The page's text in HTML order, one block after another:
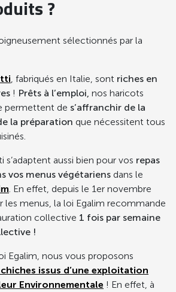
?
sélectionnés par la
, fabriqués en Italie, sont riches en
! Prêts à l’emploi, nos haricots
permettent de s’affranchir de la
la préparation que nécessitent tous
aussi bien pour vos repas
vos menus végétariens dans le
. En effet, depuis le 1er novembre
les menus, la loi Egalim recommande
collective 1 fois par semaine
!
Egalim, nous vous proposons
issus d’une exploitation
Environnementale ! En effet, à